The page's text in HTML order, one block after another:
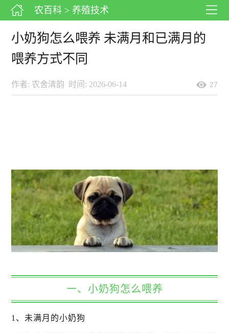
农百科 > 养殖技术
小奶狗怎么喂养 未满月和已满月的
喂养方式不同
作者: 农舍清韵 时间: 2026-06-14 27
一、小奶狗怎么喂养
1、未满月的小奶狗